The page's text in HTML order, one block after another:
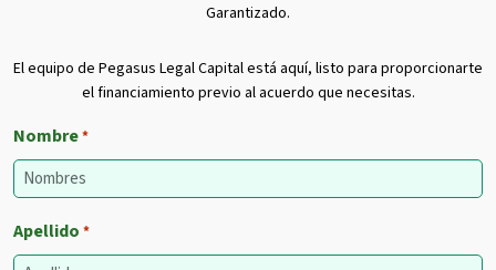
Garantizado.
El equipo de Pegasus Legal Capital está aquí, listo para proporcionarte
el financiamiento previo al acuerdo que necesitas.
Nombre*
Apellido *